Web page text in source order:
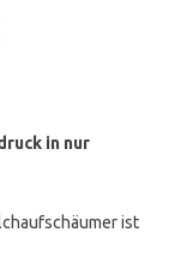
in nur
ist